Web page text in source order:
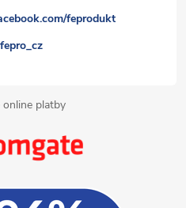
online platby
feprodukt
fepro_cz